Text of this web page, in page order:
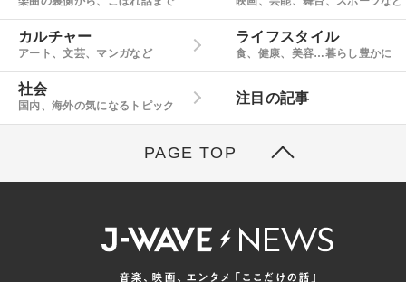
カルチャー
アート、文芸、マンガなど
ライフスタイル
食、健康、美容…暮らし豊かに
社会
国内、海外の気になるトピック
注目の記事
PAGE TOP